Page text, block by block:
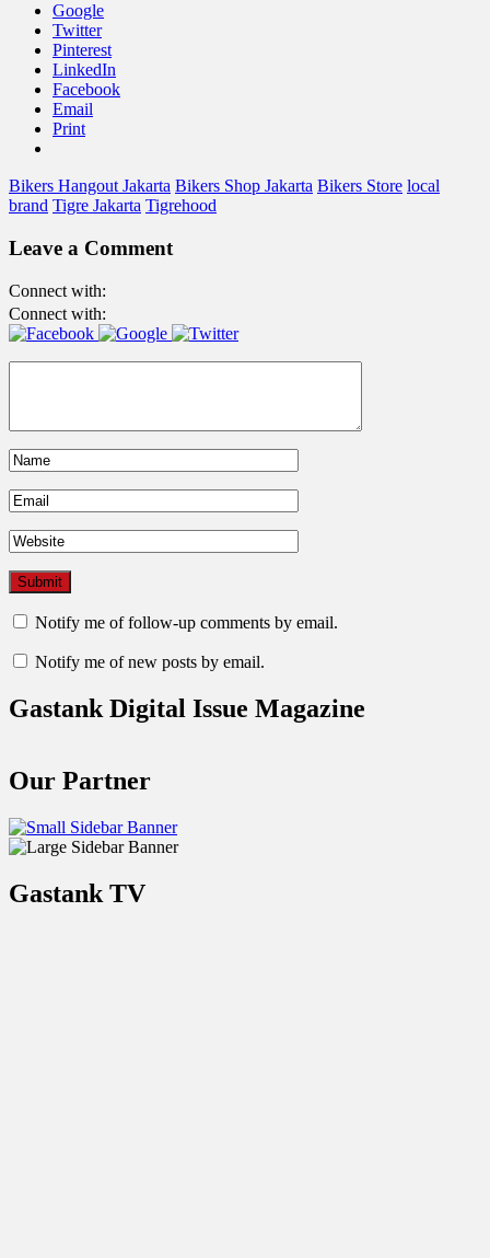
Google
Twitter
Pinterest
LinkedIn
Facebook
Email
Print
Bikers Hangout Jakarta Bikers Shop Jakarta Bikers Store local
brand Tigre Jakarta Tigrehood
Leave a Comment
Connect with:
Connect with:
Notify me of follow-up comments by email.
Notify me of new posts by email.
Gastank Digital Issue Magazine
Our Partner
Gastank TV